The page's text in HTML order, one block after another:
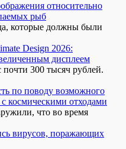
относительно
рыб
которые должны были
Design 2026:
дисплеем
300 тысяч рублей.
по поводу возможного
космическими отходами
что во время
вирусов, поражающих